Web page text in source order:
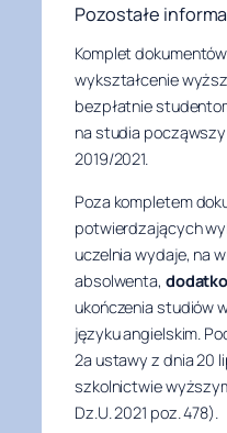
Pozostałe
Komplet
wykształcenie
bezpłatnie
na studia
2019/2021.
Poza kompletem
potwierdzających
uczelnia wydaje, na
absolwenta,
ukończenia studiów
języku angielskim.
2a ustawy z dnia 20
szkolnictwie
Dz.U. 2021 poz. 478).